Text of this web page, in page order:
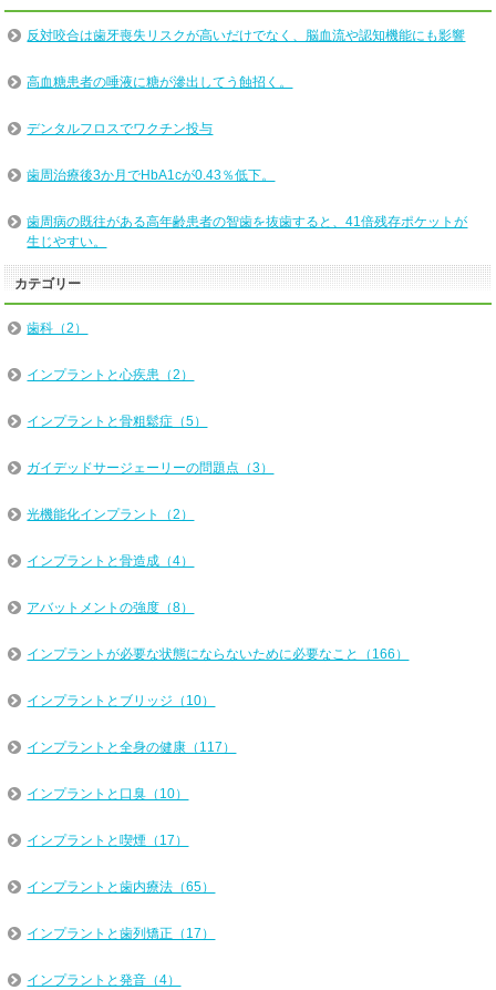
反対咬合は歯牙喪失リスクが高いだけでなく、脳血流や認知機能にも影響
高血糖患者の唾液に糖が滲出してう蝕招く。
デンタルフロスでワクチン投与
歯周治療後3か月でHbA1cが0.43％低下。
歯周病の既往がある高年齢患者の智歯を抜歯すると、41倍残存ポケットが
生じやすい。
カテゴリー
歯科（2）
インプラントと心疾患（2）
インプラントと骨粗鬆症（5）
ガイデッドサージェーリーの問題点（3）
光機能化インプラント（2）
インプラントと骨造成（4）
アバットメントの強度（8）
インプラントが必要な状態にならないために必要なこと（166）
インプラントとブリッジ（10）
インプラントと全身の健康（117）
インプラントと口臭（10）
インプラントと喫煙（17）
インプラントと歯内療法（65）
インプラントと歯列矯正（17）
インプラントと発音（4）